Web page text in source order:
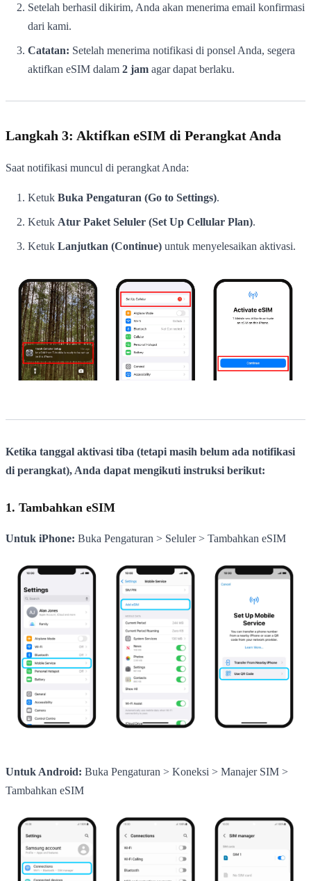
Setelah berhasil dikirim, Anda akan menerima email konfirmasi
dari kami.
Catatan: Setelah menerima notifikasi di ponsel Anda, segera
aktifkan eSIM dalam 2 jam agar dapat berlaku.
Langkah 3: Aktifkan eSIM di Perangkat Anda
Saat notifikasi muncul di perangkat Anda:
Ketuk Buka Pengaturan (Go to Settings).
Ketuk Atur Paket Seluler (Set Up Cellular Plan).
Ketuk Lanjutkan (Continue) untuk menyelesaikan aktivasi.
Ketika tanggal aktivasi tiba (tetapi masih belum ada notifikasi
di perangkat), Anda dapat mengikuti instruksi berikut:
1. Tambahkan eSIM
Untuk iPhone: Buka Pengaturan > Seluler > Tambahkan eSIM
Untuk Android: Buka Pengaturan > Koneksi > Manajer SIM >
Tambahkan eSIM